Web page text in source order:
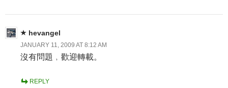
hevangel
JANUARY 11, 2009 AT 8:12 AM
沒有問題﹐歡迎轉載。
REPLY